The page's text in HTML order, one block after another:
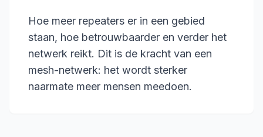
Hoe meer repeaters er in een gebied
staan, hoe betrouwbaarder en verder het
netwerk reikt. Dit is de kracht van een
mesh-netwerk: het wordt sterker
naarmate meer mensen meedoen.